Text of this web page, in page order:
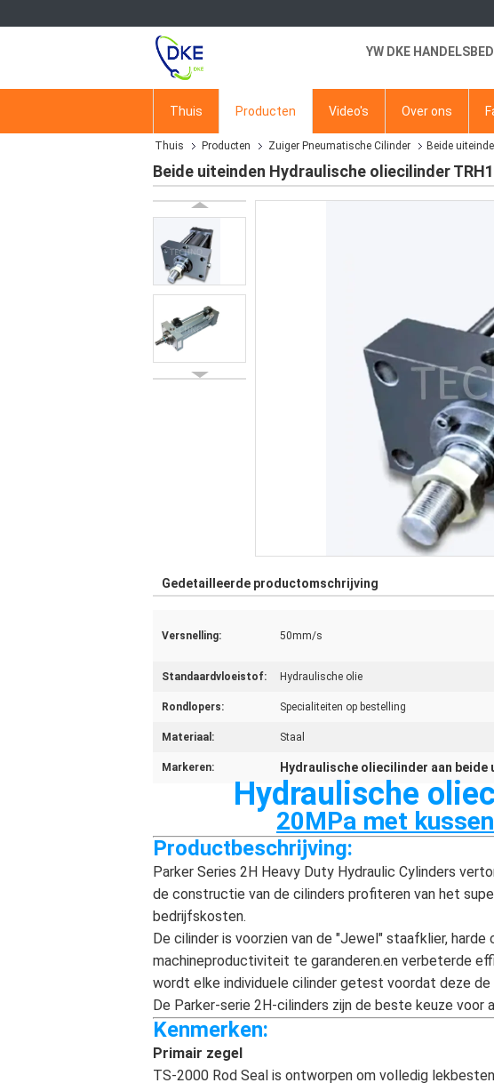
YW DKE
Thuis Producten Video's Over ons
Thuis Producten Zuiger Pneumatische Cilinder Beide
Beide uiteinden Hydraulische oliecilinder
Gedetailleerde productomschrijving
Versnelling: 50mm/s
Standaardvloeistof: Hydraulische olie
Rondlopers: Specialiteiten op bestelling
Materiaal: Staal
Markeren: Hydraulische oliecilinder aan beide
Hydraulische
20MPa met
Productbeschrijving:
Parker Series 2H Heavy Duty Hydraulic Cylinders
de constructie van de cilinders profiteren van het
bedrijfskosten.
De cilinder is voorzien van de "Jewel" staafklier,
machineproductiviteit te garanderen.en verbeterde
wordt elke individuele cilinder getest voordat deze de
De Parker-serie 2H-cilinders zijn de beste keuze voor
Kenmerken:
Primair zegel
TS-2000 Rod Seal is ontworpen om volledig